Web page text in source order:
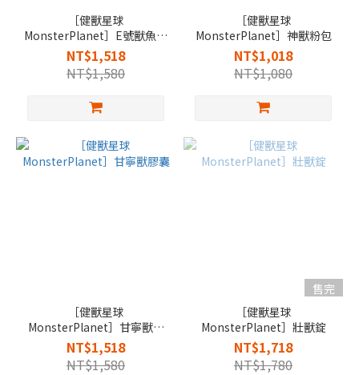
［健獸星球
MonsterPlanet］E號獸魚油
軟膠囊
NT$1,518
NT$1,580
［健獸星球
MonsterPlanet］神獸粉包
NT$1,018
NT$1,080
［健獸星球
MonsterPlanet］甘寧獸膠
囊
NT$1,518
NT$1,580
售完
［健獸星球
MonsterPlanet］壯獸錠
NT$1,718
NT$1,780